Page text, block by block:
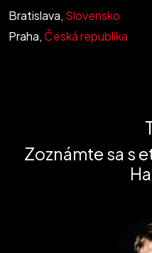
Bratislava, Slovensko
Praha, Česká republika
Zoznámte sa s